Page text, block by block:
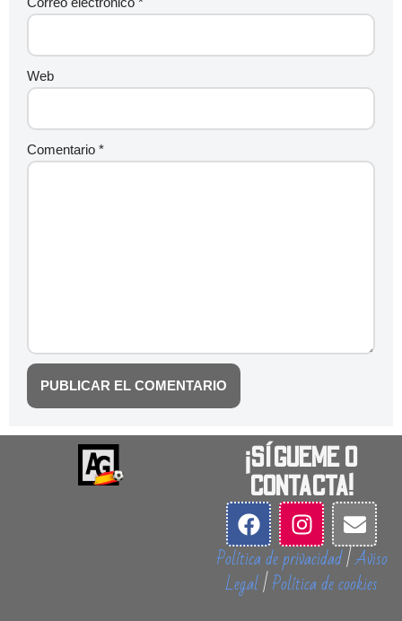
Web
Comentario *
¡SÍGUEME O
CONTACTA!
Política de privacidad|Aviso
Legal|Política de cookies